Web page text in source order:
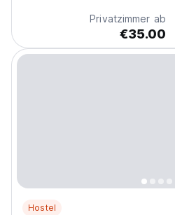
Privatzimmer ab
€35.00
Hostel